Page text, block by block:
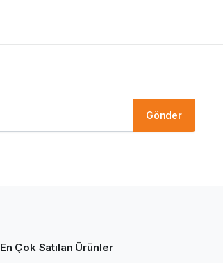
Gönder
En Çok Satılan Ürünler